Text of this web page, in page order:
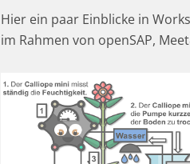
Hier ein paar Einblicke in
im Rahmen von openSAP,